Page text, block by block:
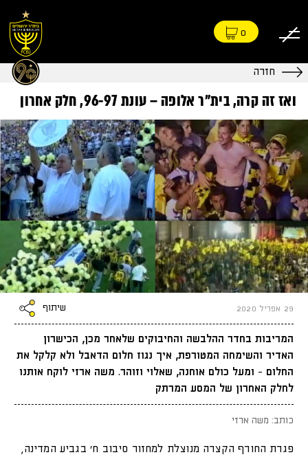
0
חזרה
ואז זה קרה, בית"ר אלופה – עונת 96-97, חלק אחרון
29 אפריל 2020 שיתוף
המריבות בחדר ההלבשה והחיבוקים שלאחר מכן, הכישרון
האדיר והשימחה המטורפת, איך נגוז חלום הדאבל ולא קלקל את
החלום - ומעל כולם אוחנה, שאלוי וזוהר. משה ארזי לוקח אותנו
לחלק האחרון של המסע המרתק
כותב: משה ארזי
פגרת החורף הקצרה מנוצלת למחזור סיבוב ח' בגביע המדינה,